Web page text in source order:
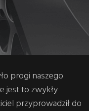
progi naszego
jest to zwykły
przyprowadził do